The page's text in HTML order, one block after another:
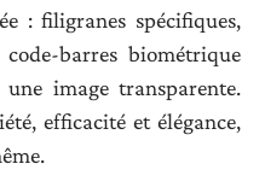
: filigranes spécifiques,
barres biométrique
image transparente.
efficacité et élégance,